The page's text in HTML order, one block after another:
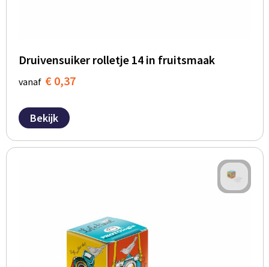
Druivensuiker rolletje 14 in fruitsmaak
vanaf € 0,37
Bekijk